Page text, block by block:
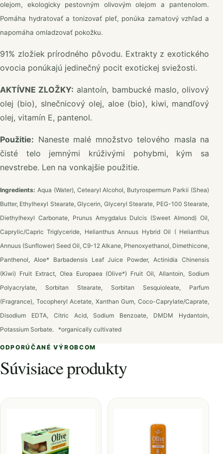
olejom, ekologicky pestovným olivovým olejom a pantenolom.
Pomáha hydratovať a tonizovať pleť, ponúka zamatový vzhľad a
napomáha omladzovať pokožku.
91% zložiek prírodného pôvodu. Extrakty z exotického
ovocia ponúkajú jedinečný pocit exotickej sviežosti.
AKTÍVNE ZLOŽKY: alantoín, bambucké maslo, olivový
olej (bio), slnečnicový olej, aloe (bio), kiwi, mandľový
olej, vitamín E, pantenol.
Použitie: Naneste malé množstvo telového masla na
čisté telo jemnými krúživými pohybmi, kým sa
nevstrebe. Len na vonkajšie použitie.
Ingredients: Aqua (Water), Cetearyl Alcohol, Butyrospermum Parkii (Shea)
Butter, Ethylhexyl Stearate, Glycerin, Glyceryl Stearate, PEG-100 Stearate,
Diethylhexyl Carbonate, Prunus Amygdalus Dulcis (Sweet Almond) Oil,
Caprylic/Capric Triglyceride, Helianthus Annuus Hybrid Oil ( Helianthus
Annuus (Sunflower) Seed Oil, C9-12 Alkane, Phenoxyethanol, Dimethicone,
Panthenol, Aloe* Barbadensis Leaf Juice Powder, Actinidia Chinensis
(Kiwi) Fruit Extract, Olea Europaea (Olive*) Fruit Oil, Allantoin, Sodium
Polyacrylate, Sorbitan Stearate, Sorbitan Sesquioleate, Parfum
(Fragrance), Tocopheryl Acetate, Xanthan Gum, Coco-Caprylate/Caprate,
Disodium EDTA, Citric Acid, Sodium Benzoate, DMDM Hydantoin,
Potassium Sorbate. *organically cultivated
ODPORÚČANÉ VÝROBCOM
Súvisiace produkty